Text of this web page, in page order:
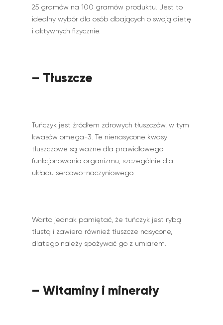
25 gramów na 100 gramów produktu. Jest to
idealny wybór dla osób dbających o swoją dietę
i aktywnych fizycznie.
– Tłuszcze
Tuńczyk jest źródłem zdrowych tłuszczów, w tym
kwasów omega-3. Te nienasycone kwasy
tłuszczowe są ważne dla prawidłowego
funkcjonowania organizmu, szczególnie dla
układu sercowo-naczyniowego.
Warto jednak pamiętać, że tuńczyk jest rybą
tłustą i zawiera również tłuszcze nasycone,
dlatego należy spożywać go z umiarem.
– Witaminy i minerały